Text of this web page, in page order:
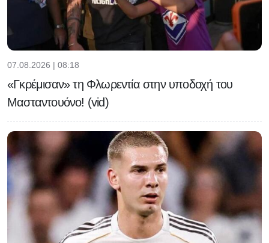
07.08.2026 | 08:18
«Γκρέμισαν» τη Φλωρεντία στην υποδοχή του
Μασταντουόνο! (vid)